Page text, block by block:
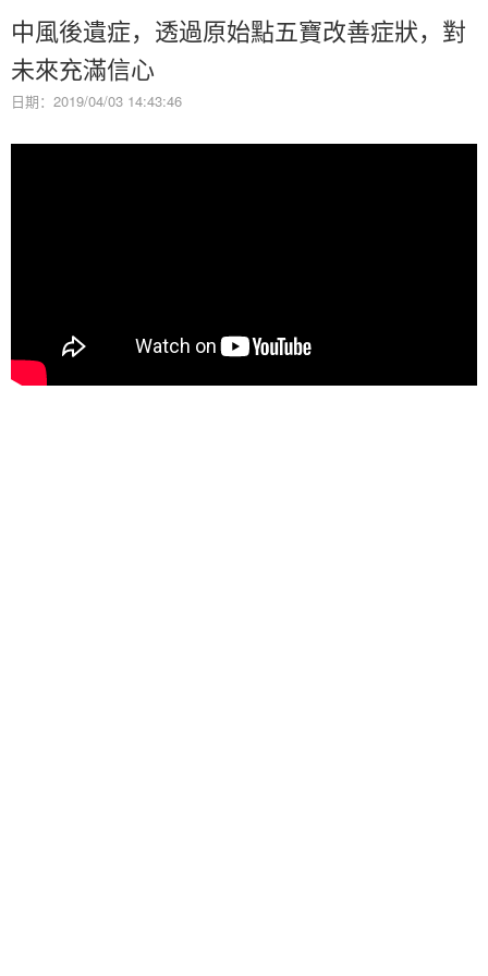
中風後遺症，透過原始點五寶改善症狀，對
未來充滿信心
日期：2019/04/03 14:43:46